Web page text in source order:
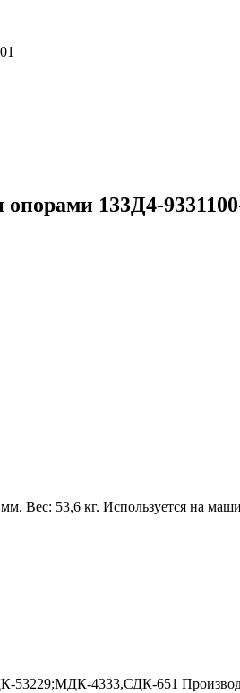
опорами 133Д4-
мм. Вес: 53,6 кг. Используется
53229;МДК-4333,СДК-651